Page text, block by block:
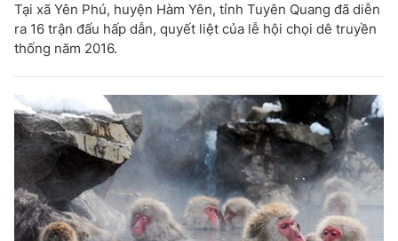
Tại xã Yên Phú, huyện Hàm Yên, tỉnh Tuyên Quang đã diễn
ra 16 trận đấu hấp dẫn, quyết liệt của lễ hội chọi dê truyền
thống năm 2016.